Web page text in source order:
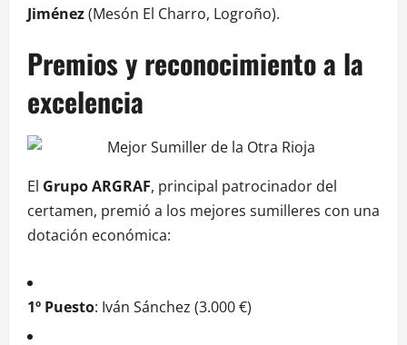
Jiménez(Mesón El Charro, Logroño).
Premios y reconocimiento a la
excelencia
El Grupo ARGRAF, principal patrocinador del
certamen, premió a los mejores sumilleres con una
dotación económica:
1º Puesto: Iván Sánchez (3.000 €)